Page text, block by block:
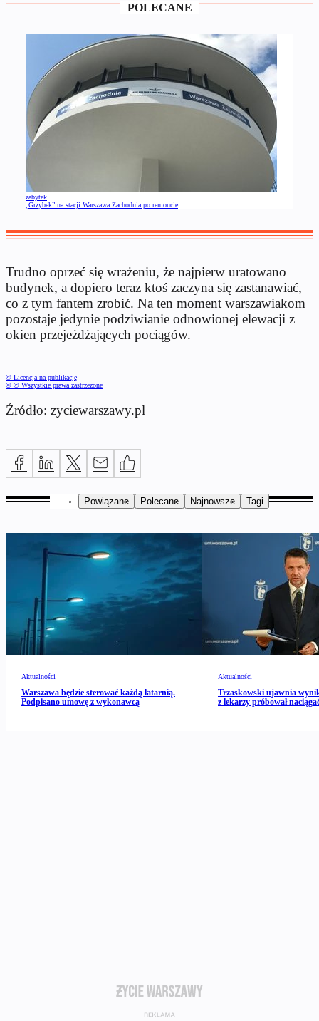
POLECANE
zabytek
„Grzybek” na stacji Warszawa Zachodnia po remoncie
Trudno oprzeć się wrażeniu, że najpierw uratowano
budynek, a dopiero teraz ktoś zaczyna się zastanawiać,
co z tym fantem zrobić. Na ten moment warszawiakom
pozostaje jedynie podziwianie odnowionej elewacji z
okien przejeżdżających pociągów.
© Licencja na publikację
© ℗ Wszystkie prawa zastrzeżone
Źródło: zyciewarszawy.pl
Powiązane Polecane Najnowsze Tagi
Aktualności
Warszawa będzie sterować każdą latarnią.
Podpisano umowę z wykonawcą
Aktualności
Trzaskowski ujawnia
z lekarzy próbował